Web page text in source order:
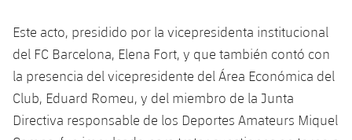
SUB9 B
SUB8 B
Palmarés
Clasificaciones
Jugadores
Clasificaciones
Jugadores
Fotos
Cadete A
Cadete B
Infantil A
Actualidad
Calendario
Entradas
Barça Atlètic
plusicon
más
Actualidad
Calendario
Base
plusicon
más
Actualidad
Campus Verano
Este acto, presidido por la vicepresidenta institucional
del FC Barcelona, ​​Elena Fort, y que también contó con
la presencia del vicepresidente del Área Económica del
Club, Eduard Romeu, y del miembro de la Junta
Directiva responsable de los Deportes Amateurs Miquel